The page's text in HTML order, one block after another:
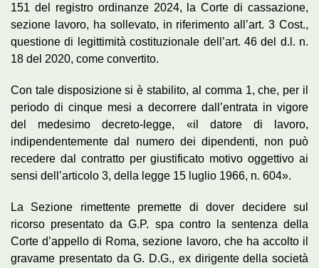
151 del registro ordinanze 2024, la Corte di cassazione,
sezione lavoro, ha sollevato, in riferimento all’art. 3 Cost.,
questione di legittimità costituzionale dell’art. 46 del d.l. n.
18 del 2020, come convertito.
Con tale disposizione si è stabilito, al comma 1, che, per il
periodo di cinque mesi a decorrere dall’entrata in vigore
del medesimo decreto-legge, «il datore di lavoro,
indipendentemente dal numero dei dipendenti, non può
recedere dal contratto per giustificato motivo oggettivo ai
sensi dell’articolo 3, della legge 15 luglio 1966, n. 604».
La Sezione rimettente premette di dover decidere sul
ricorso presentato da G.P. spa contro la sentenza della
Corte d’appello di Roma, sezione lavoro, che ha accolto il
gravame presentato da G. D.G., ex dirigente della società